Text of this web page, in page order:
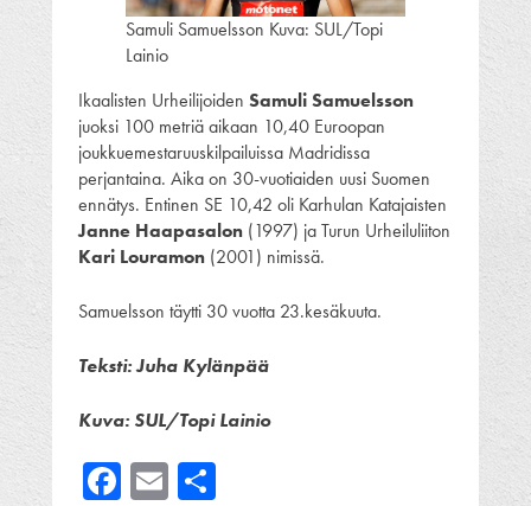
Samuli Samuelsson Kuva: SUL/Topi
Lainio
Ikaalisten Urheilijoiden Samuli Samuelsson
juoksi 100 metriä aikaan 10,40 Euroopan
joukkuemestaruuskilpailuissa Madridissa
perjantaina. Aika on 30-vuotiaiden uusi Suomen
ennätys. Entinen SE 10,42 oli Karhulan Katajaisten
Janne Haapasalon (1997) ja Turun Urheiluliiton
Kari Louramon (2001) nimissä.
Samuelsson täytti 30 vuotta 23.kesäkuuta.
Teksti: Juha Kylänpää
Kuva: SUL/Topi Lainio
Facebook
Email